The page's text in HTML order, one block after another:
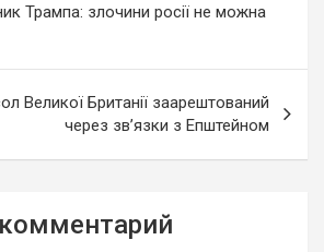
Трампа: злочини росії не можна
Великої Британії заарештований
через зв’язки з Епштейном